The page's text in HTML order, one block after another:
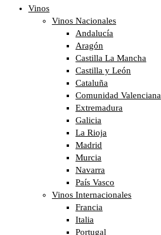
Vinos
Vinos Nacionales
Andalucía
Aragón
Castilla La Mancha
Castilla y León
Cataluña
Comunidad Valenciana
Extremadura
Galicia
La Rioja
Madrid
Murcia
Navarra
País Vasco
Vinos Internacionales
Francia
Italia
Portugal